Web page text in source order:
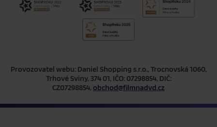
Provozovatel webu: Daniel Shopping s.r.o., Trocnovská 1060,
Trhové Sviny, 374 01, IČO: 07298854, DIČ:
CZ07298854, obchod@filmnadvd.cz